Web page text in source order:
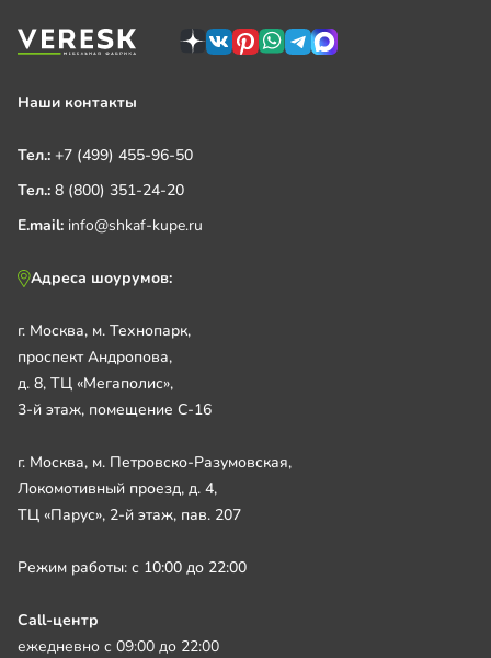
Наши контакты
Тел.: +7 (499) 455-96-50
Тел.: 8 (800) 351-24-20
E.mail: info@shkaf-kupe.ru
Адреса шоурумов:
г. Москва, м. Технопарк,
проспект Андропова,
д. 8, ТЦ «Мегаполис»,
3-й этаж, помещение С-16
г. Москва, м. Петровско-Разумовская,
Локомотивный проезд, д. 4,
ТЦ «Парус», 2-й этаж, пав. 207
Режим работы: с 10:00 до 22:00
Call-центр
ежедневно с 09:00 до 22:00